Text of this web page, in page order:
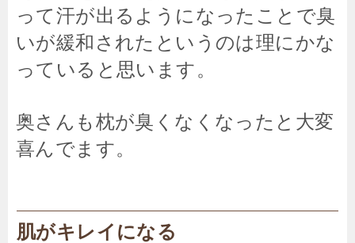
って汗が出るようになったことで臭
いが緩和されたというのは理にかな
っていると思います。
奥さんも枕が臭くなくなったと大変
喜んでます。
肌がキレイになる